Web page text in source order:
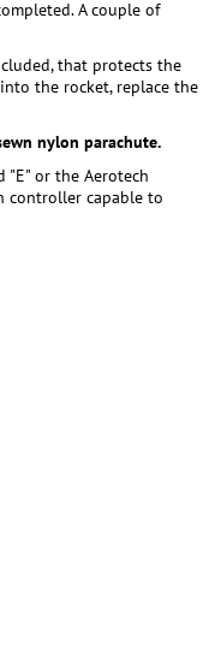
A couple of
that protects the
the rocket, replace the
nylon parachute.
"E" or the Aerotech
controller capable to